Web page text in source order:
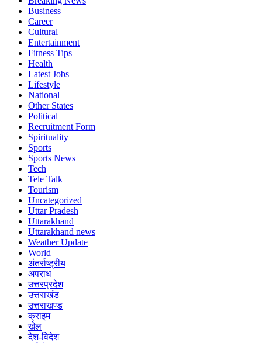
Business
Career
Cultural
Entertainment
Fitness Tips
Health
Latest Jobs
Lifestyle
National
Other States
Political
Recruitment Form
Spirituality
Sports
Sports News
Tech
Tele Talk
Tourism
Uncategorized
Uttar Pradesh
Uttarakhand
Uttarakhand news
Weather Update
World
अंतर्राष्ट्रीय
अपराध
उत्तरप्रदेश
उत्तराखंड
उत्तराखण्ड
क्राइम
खेल
देश-विदेश